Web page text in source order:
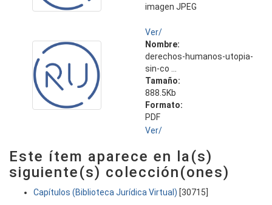
imagen JPEG
Ver/
Nombre:
derechos-humanos-utopia-
sin-co ...
Tamaño:
888.5Kb
Formato:
PDF
Ver/
Este ítem aparece en la(s)
siguiente(s) colección(ones)
Capítulos (Biblioteca Jurídica Virtual) [30715]